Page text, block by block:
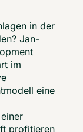
in der
Jan-
im
eine
profitieren